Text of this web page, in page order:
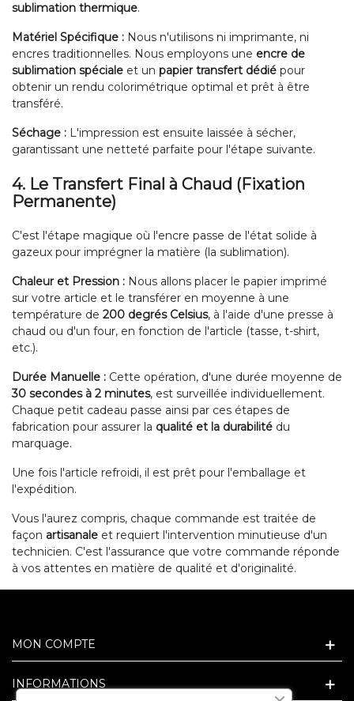
sublimation thermique.
Matériel Spécifique : Nous n'utilisons ni imprimante, ni
encres traditionnelles. Nous employons une encre de
sublimation spéciale et un papier transfert dédié pour
obtenir un rendu colorimétrique optimal et prêt à être
transféré.
Séchage : L'impression est ensuite laissée à sécher,
garantissant une netteté parfaite pour l'étape suivante.
4. Le Transfert Final à Chaud (Fixation
Permanente)
C'est l'étape magique où l'encre passe de l'état solide à
gazeux pour imprégner la matière (la sublimation).
Chaleur et Pression : Nous allons placer le papier imprimé
sur votre article et le transférer en moyenne à une
température de 200 degrés Celsius, à l'aide d'une presse à
chaud ou d'un four, en fonction de l'article (tasse, t-shirt,
etc.).
Durée Manuelle : Cette opération, d'une durée moyenne de
30 secondes à 2 minutes, est surveillée individuellement.
Chaque petit cadeau passe ainsi par ces étapes de
fabrication pour assurer la qualité et la durabilité du
marquage.
Une fois l'article refroidi, il est prêt pour l'emballage et
l'expédition.
Vous l'aurez compris, chaque commande est traitée de
façon artisanale et requiert l'intervention minutieuse d'un
technicien. C'est l'assurance que votre commande réponde
à vos attentes en matière de qualité et d'originalité.
MON COMPTE
INFORMATIONS